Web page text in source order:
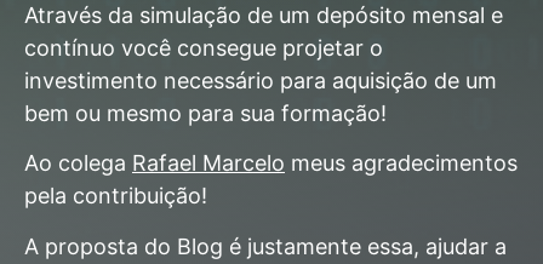
Através da simulação de um depósito mensal e
contínuo você consegue projetar o
investimento necessário para aquisição de um
bem ou mesmo para sua formação!
Ao colega Rafael Marcelo meus agradecimentos
pela contribuição!
A proposta do Blog é justamente essa, ajudar a